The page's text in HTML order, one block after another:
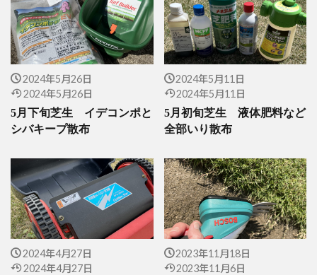
2024年5月26日
2024年5月26日
5月下旬芝生 イデコンポと
シバキープ散布
2024年5月11日
2024年5月11日
5月初旬芝生 液体肥料など
全部いり散布
2024年4月27日
2024年4月27日
2023年11月18日
2023年11月6日